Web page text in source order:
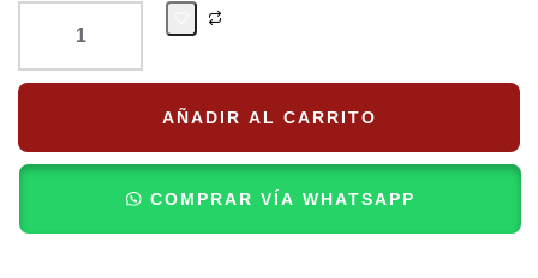
AÑADIR AL CARRITO
COMPRAR VÍA WHATSAPP